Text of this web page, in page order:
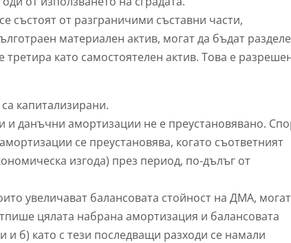
състоят от разграничими съставни части,
материален актив, могат да бъдат
третира като самостоятелен актив. Това е
капитализирани.
и данъчни амортизации не е преустановявано.
се преустановява, когато съответният
изгода) през период, по-дълъг от
увеличават балансовата стойност на ДМА,
цялата набрана амортизация и балансовата
и б) като с тези последващи разходи се намали